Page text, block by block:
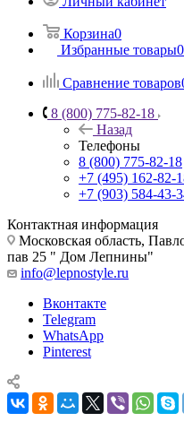
Корзина0
Избранные товары0
Сравнение товаров
8 (800) 775-82-18
Назад
Телефоны
8 (800) 775-82-18
+7 (495) 162-82-
+7 (903) 584-43-
Контактная информация
Московская область,
пав 25 " Дом Лепнины"
info@lepnostyle.ru
Вконтакте
Telegram
WhatsApp
Pinterest